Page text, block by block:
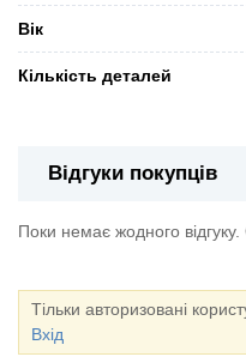
Вік
Кількість деталей
Відгуки покупців
Поки немає жодного
Тільки авторизовані
Вхід